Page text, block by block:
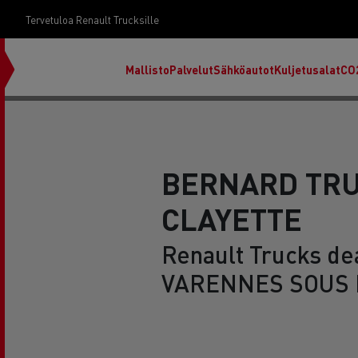
Tervetuloa Renault Trucksille
MallistoPalvelutSähköautotKuljetusalat
BERNARD
CLAYETTE
Renault Trucks
VARENNES